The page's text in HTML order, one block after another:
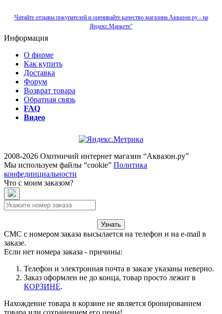
Читайте отзывы покупателей и оценивайте качество магазина Аквазон.ру - на
Яндекс.Маркете"
Информация
О фирме
Как купить
Доставка
Форум
Возврат товара
Обратная связь
FAQ
Видео
2008-2026 Охотничий интернет магазин “Аквазон.ру”
Мы используем файлы “cookie” Политика
конфединциальности
Что с моим заказом?
Узнать
СМС с номером заказа высылается на телефон и на e-mail в
заказе.
Если нет номера заказа - причины:
Телефон и электронная почта в заказе указаны неверно.
Заказ оформлен не до конца, товар просто лежит в
КОРЗИНЕ.
Нахождение товара в корзине не является бронированием
товара или сохранением его цены!